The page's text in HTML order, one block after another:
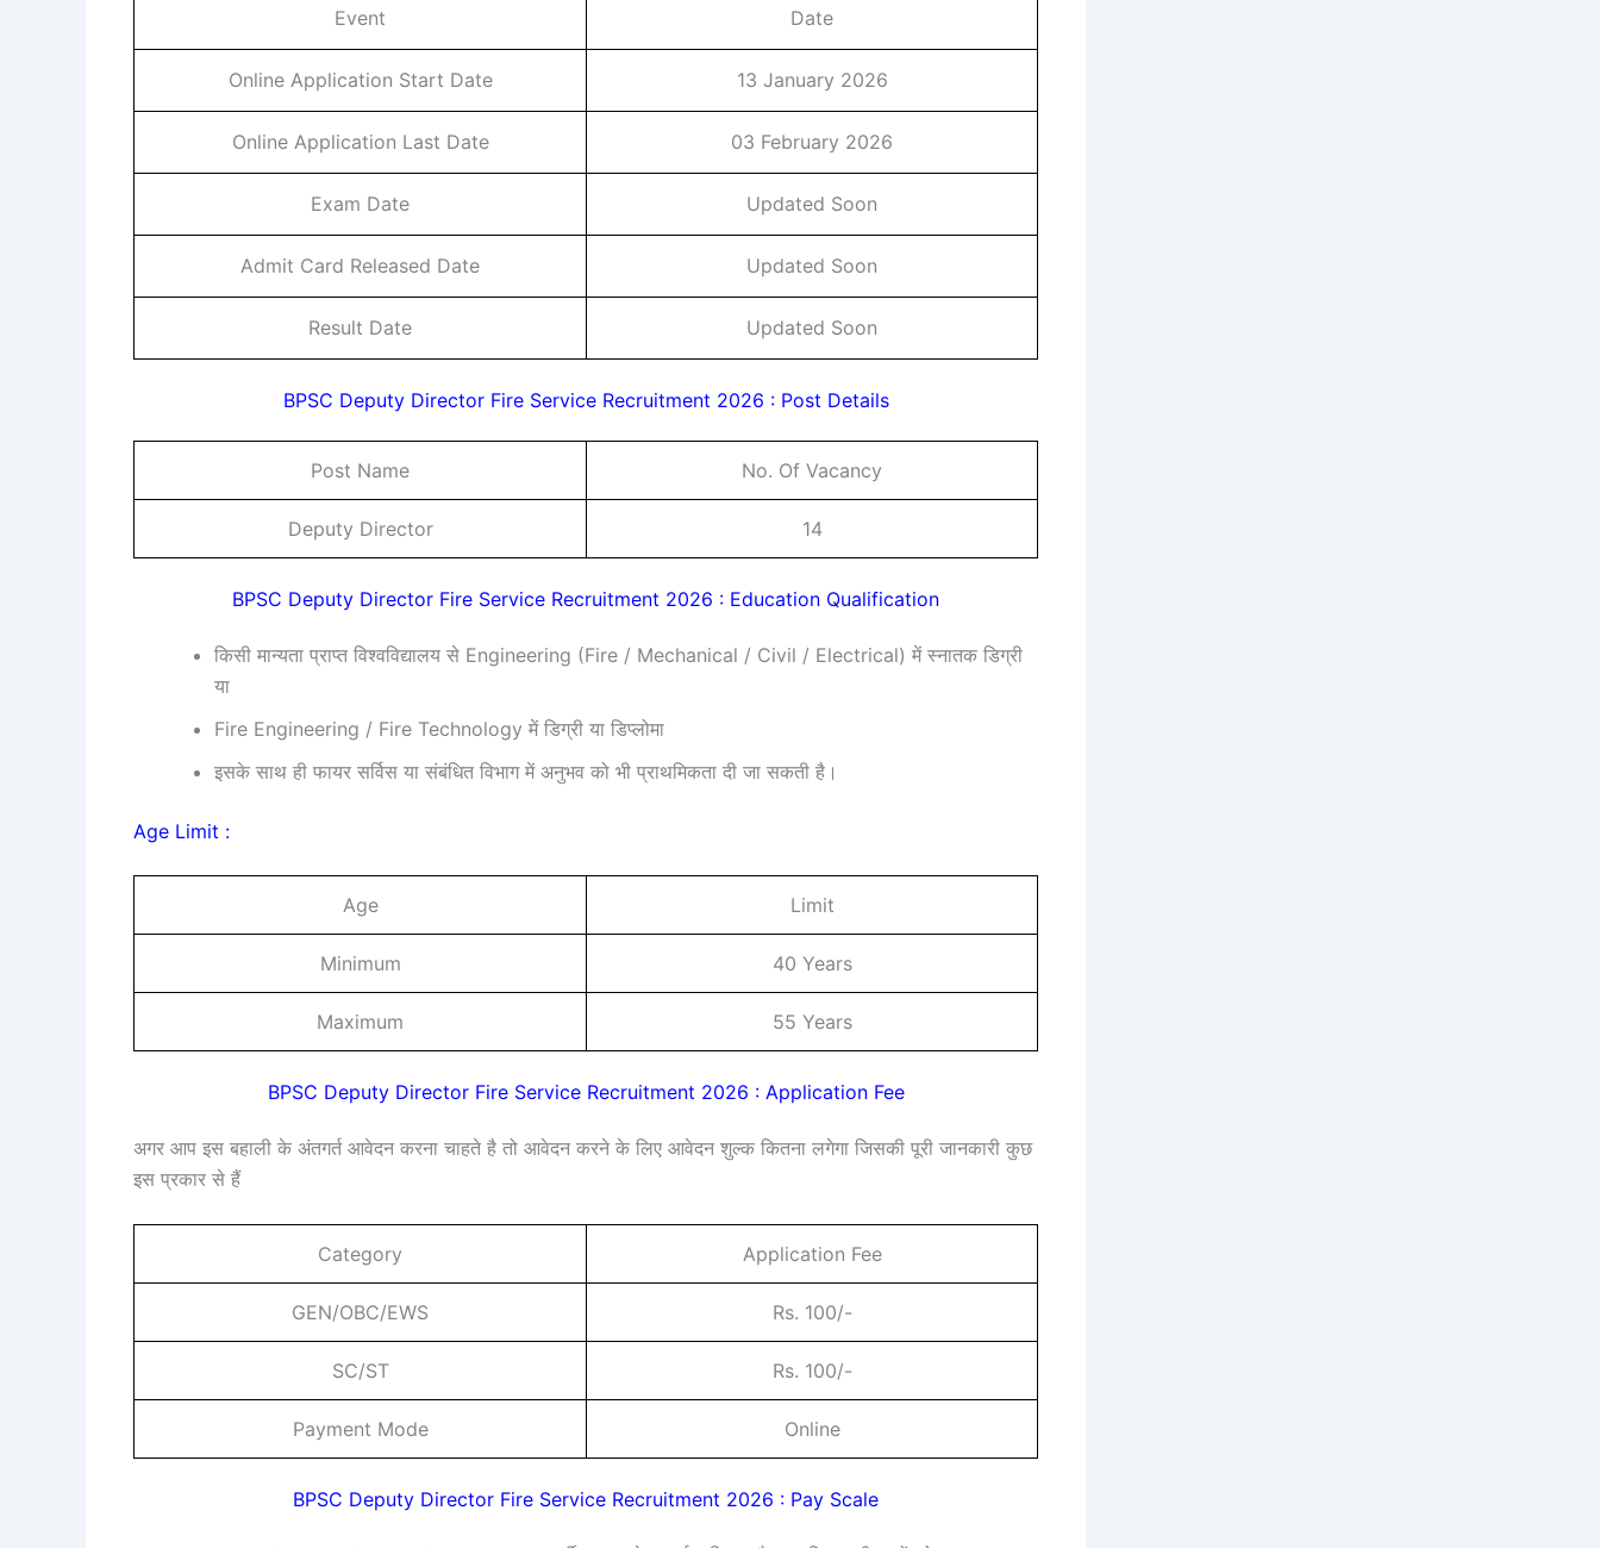
Event Date
Online Application Start Date 13 January 2026
Online Application Last Date 03 February 2026
Exam Date Updated Soon
Admit Card Released Date Updated Soon
Result Date Updated Soon
BPSC Deputy Director Fire Service Recruitment 2026 : Post Details
Post Name No. Of Vacancy
Deputy Director 14
BPSC Deputy Director Fire Service Recruitment 2026 : Education Qualification
किसी मान्यता प्राप्त विश्वविद्यालय से Engineering (Fire / Mechanical / Civil / Electrical) में स्नातक डिग्री
या
Fire Engineering / Fire Technology में डिग्री या डिप्लोमा
इसके साथ ही फायर सर्विस या संबंधित विभाग में अनुभव को भी प्राथमिकता दी जा सकती है।
Age Limit :
Age Limit
Minimum 40 Years
Maximum 55 Years
BPSC Deputy Director Fire Service Recruitment 2026 : Application Fee
अगर आप इस बहाली के अंतगर्त आवेदन करना चाहते है तो आवेदन करने के लिए आवेदन शुल्क कितना लगेगा जिसकी पूरी जानकारी कुछ
इस प्रकार से हैं
Category Application Fee
GEN/OBC/EWS Rs. 100/-
SC/ST Rs. 100/-
Payment Mode Online
BPSC Deputy Director Fire Service Recruitment 2026 : Pay Scale